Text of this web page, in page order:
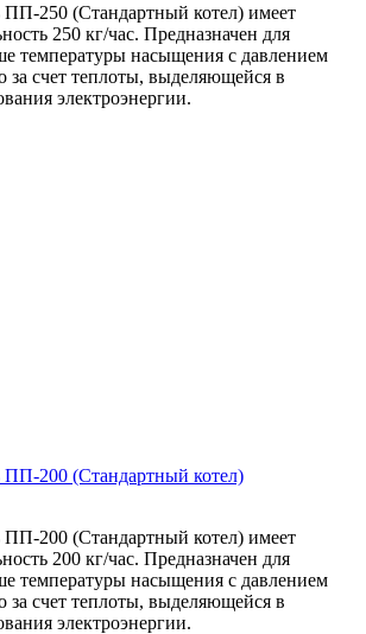
ПП-250 (Стандартный котел) имеет
250 кг/час. Предназначен для
температуры насыщения с давлением
за счет теплоты, выделяющейся в
электроэнергии.
ПП-200 (Стандартный котел)
ПП-200 (Стандартный котел) имеет
200 кг/час. Предназначен для
температуры насыщения с давлением
за счет теплоты, выделяющейся в
электроэнергии.